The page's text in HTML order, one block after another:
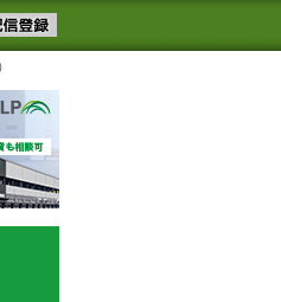
ュースメール配信を登録す